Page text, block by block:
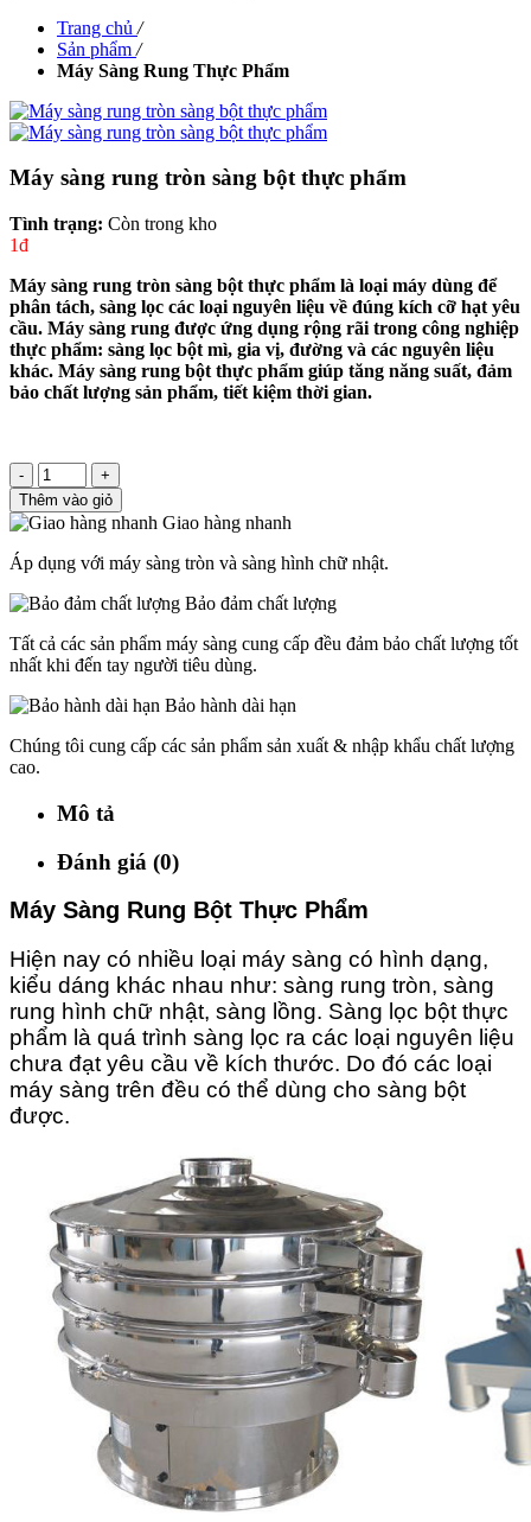
Trang chủ /
Sản phẩm /
Máy Sàng Rung Thực Phẩm
Máy sàng rung tròn sàng bột thực phẩm
Tình trạng: Còn trong kho
1đ
Máy sàng rung tròn sàng bột thực phẩm là loại máy dùng để
phân tách, sàng lọc các loại nguyên liệu về đúng kích cỡ hạt yêu
cầu. Máy sàng rung được ứng dụng rộng rãi trong công nghiệp
thực phẩm: sàng lọc bột mì, gia vị, đường và các nguyên liệu
khác. Máy sàng rung bột thực phẩm giúp tăng năng suất, đảm
bảo chất lượng sản phẩm, tiết kiệm thời gian.
-
+
Thêm vào giỏ
Giao hàng nhanh
Áp dụng với máy sàng tròn và sàng hình chữ nhật.
Bảo đảm chất lượng
Tất cả các sản phẩm máy sàng cung cấp đều đảm bảo chất lượng tốt
nhất khi đến tay người tiêu dùng.
Bảo hành dài hạn
Chúng tôi cung cấp các sản phẩm sản xuất & nhập khẩu chất lượng
cao.
Mô tả
Đánh giá (0)
Máy Sàng Rung Bột Thực Phẩm
Hiện nay có nhiều loại máy sàng có hình dạng,
kiểu dáng khác nhau như: sàng rung tròn, sàng
rung hình chữ nhật, sàng lồng. Sàng lọc bột thực
phẩm là quá trình sàng lọc ra các loại nguyên liệu
chưa đạt yêu cầu về kích thước. Do đó các loại
máy sàng trên đều có thể dùng cho sàng bột
được.